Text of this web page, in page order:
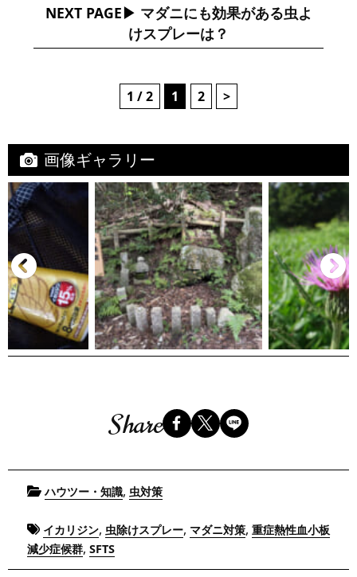
NEXT PAGE
マダニにも効果がある虫よ
けスプレーは？
1 / 2 1 2 >
画像ギャラリー
Share
Posted
ハウツー・知識, 虫対策
Tagged
イカリジン, 虫除けスプレー, マダニ対策, 重症熱性血小板
減少症候群, SFTS